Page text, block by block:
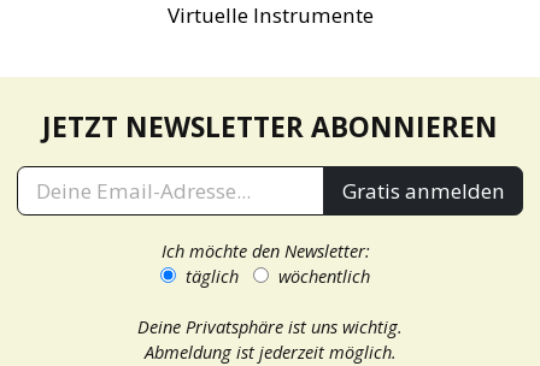
Virtuelle Instrumente
JETZT NEWSLETTER ABONNIEREN
Gratis anmelden
Ich möchte den Newsletter:
täglich
wöchentlich
Deine Privatsphäre ist uns wichtig.
Abmeldung ist jederzeit möglich.